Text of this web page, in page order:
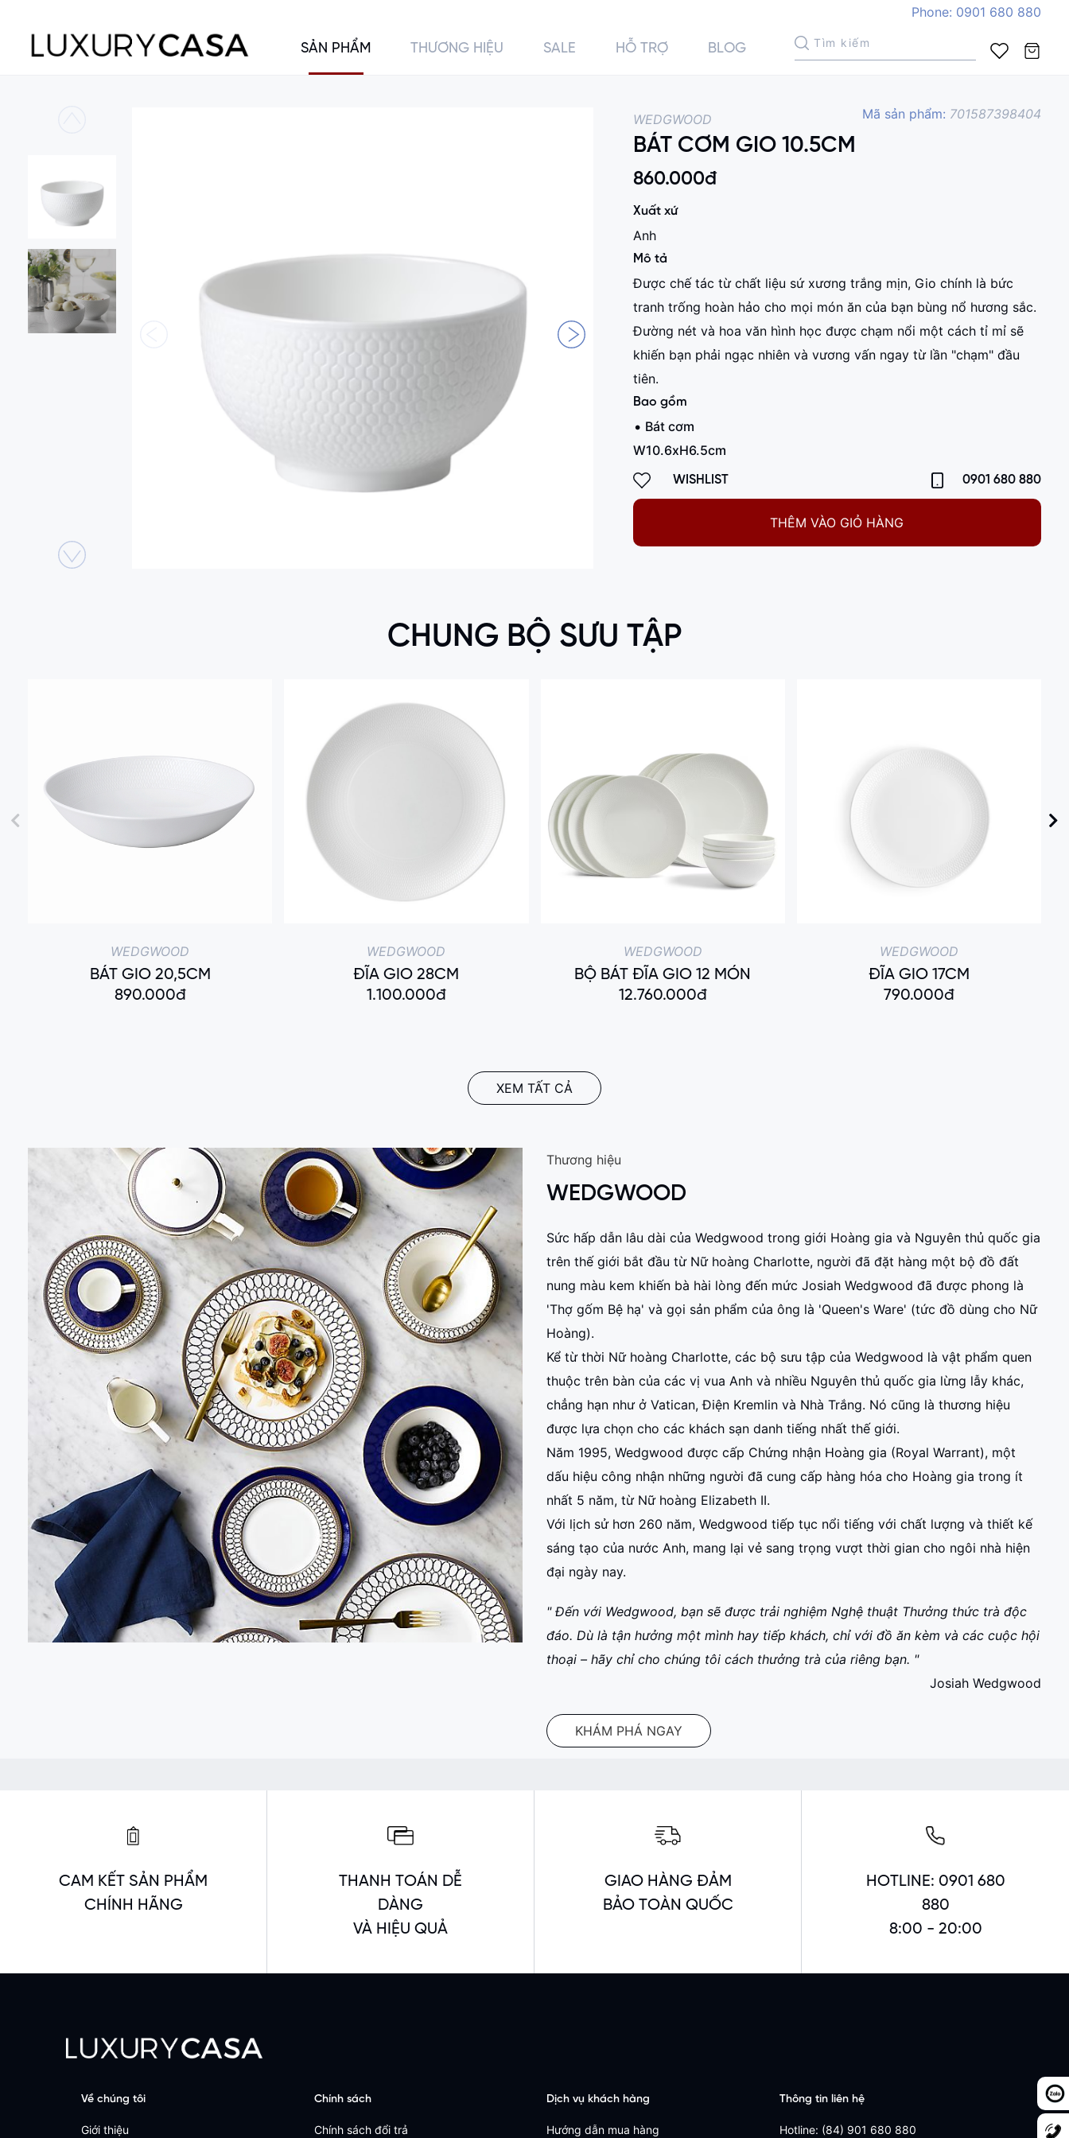
Phone: 0901 680 880
SẢN PHẨM THƯƠNG HIỆU SALE HỖ TRỢ BLOG
0
0
WEDGWOOD Mã sản phẩm: 701587398404
BÁT CƠM GIO 10.5CM
860.000đ
Xuất xứ
Anh
Mô tả
Được chế tác từ chất liệu sứ xương trắng mịn, Gio chính là bức
tranh trống hoàn hảo cho mọi món ăn của bạn bùng nổ hương sắc.
Đường nét và hoa văn hình học được chạm nổi một cách tỉ mỉ sẽ
khiến bạn phải ngạc nhiên và vương vấn ngay từ lần "chạm" đầu
tiên.
Bao gồm
Bát cơm
W10.6xH6.5cm
WISHLIST 0901 680 880
THÊM VÀO GIỎ HÀNG
CHUNG BỘ SƯU TẬP
WEDGWOOD
BÁT GIO 20,5CM
890.000đ
WEDGWOOD
ĐĨA GIO 28CM
1.100.000đ
WEDGWOOD
BỘ BÁT ĐĨA GIO 12 MÓN
12.760.000đ
WEDGWOOD
ĐĨA GIO 17CM
790.000đ
XEM TẤT CẢ
Thương hiệu
WEDGWOOD
Sức hấp dẫn lâu dài của Wedgwood trong giới Hoàng gia và Nguyên thủ quốc gia
trên thế giới bắt đầu từ Nữ hoàng Charlotte, người đã đặt hàng một bộ đồ đất
nung màu kem khiến bà hài lòng đến mức Josiah Wedgwood đã được phong là
'Thợ gốm Bệ hạ' và gọi sản phẩm của ông là 'Queen's Ware' (tức đồ dùng cho Nữ
Hoàng).
Kể từ thời Nữ hoàng Charlotte, các bộ sưu tập của Wedgwood là vật phẩm quen
thuộc trên bàn của các vị vua Anh và nhiều Nguyên thủ quốc gia lừng lẫy khác,
chẳng hạn như ở Vatican, Điện Kremlin và Nhà Trắng. Nó cũng là thương hiệu
được lựa chọn cho các khách sạn danh tiếng nhất thế giới.
Năm 1995, Wedgwood được cấp Chứng nhận Hoàng gia (Royal Warrant), một
dấu hiệu công nhận những người đã cung cấp hàng hóa cho Hoàng gia trong ít
nhất 5 năm, từ Nữ hoàng Elizabeth II.
Với lịch sử hơn 260 năm, Wedgwood tiếp tục nổi tiếng với chất lượng và thiết kế
sáng tạo của nước Anh, mang lại vẻ sang trọng vượt thời gian cho ngôi nhà hiện
đại ngày nay.
" Đến với Wedgwood, bạn sẽ được trải nghiệm Nghệ thuật Thưởng thức trà độc
đáo. Dù là tận hưởng một mình hay tiếp khách, chỉ với đồ ăn kèm và các cuộc hội
thoại – hãy chỉ cho chúng tôi cách thưởng trà của riêng bạn. "
Josiah Wedgwood
KHÁM PHÁ NGAY
CAM KẾT SẢN PHẨM
CHÍNH HÃNG
THANH TOÁN DỄ
DÀNG
VÀ HIỆU QUẢ
GIAO HÀNG ĐẢM
BẢO TOÀN QUỐC
HOTLINE: 0901 680
880
8:00 - 20:00
Về chúng tôi
Giới thiệu
Chính sách
Chính sách đổi trả
Dịch vụ khách hàng
Hướng dẫn mua hàng
Thông tin liên hệ
Hotline: (84) 901 680 880